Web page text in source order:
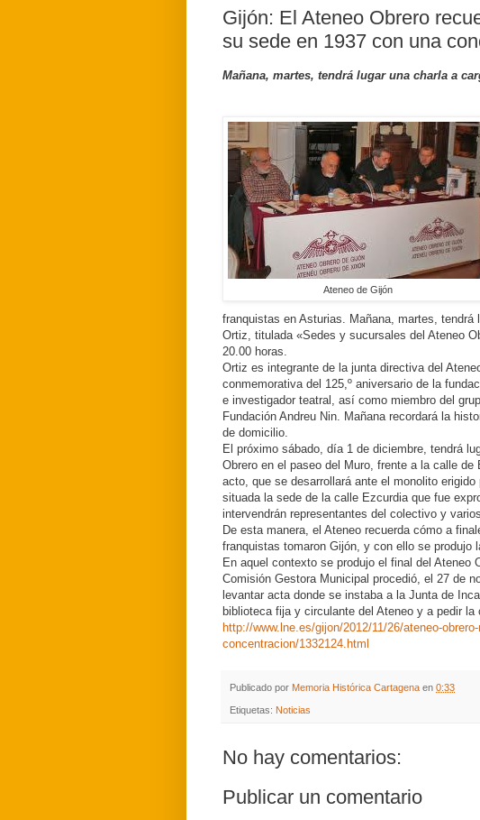
Gijón: El Ateneo Obrero
su sede en 1937 con una
Mañana, martes, tendrá lugar una charla a
Ateneo de Gijón
franquistas en Asturias. Mañana, martes, tendrá
Ortiz, titulada «Sedes y sucursales del Ateneo
20.00 horas.
Ortiz es integrante de la junta directiva del
conmemorativa del 125,º aniversario de la
e investigador teatral, así como miembro del
Fundación Andreu Nin. Mañana recordará la
de domicilio.
El próximo sábado, día 1 de diciembre, tendrá
Obrero en el paseo del Muro, frente a la calle de
acto, que se desarrollará ante el monolito
situada la sede de la calle Ezcurdia que fue
intervendrán representantes del colectivo y
De esta manera, el Ateneo recuerda cómo a
franquistas tomaron Gijón, y con ello se produjo
En aquel contexto se produjo el final del Ateneo
Comisión Gestora Municipal procedió, el 27 de
levantar acta donde se instaba a la Junta de
biblioteca fija y circulante del Ateneo y a pedir
http://www.lne.es/gijon/2012/11/26/ateneo-
concentracion/1332124.html
Publicado por Memoria Histórica Cartagena en 0:33
Etiquetas: Noticias
No hay comentarios:
Publicar un comentario